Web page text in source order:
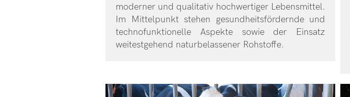
moderner und qualitativ hochwertiger Lebensmittel.
Im Mittelpunkt stehen gesundheitsfördernde und
technofunktionelle Aspekte sowie der Einsatz
weitestgehend naturbelassener Rohstoffe.